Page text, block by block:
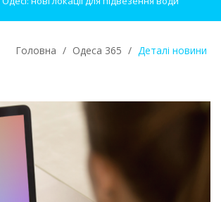
на Одесу: наслідки вибухів
школи інсульту в Швейцарії
в українське суспільство
на Одесу: наслідки обстрілу
Головна / Одеса 365 / Деталі новини